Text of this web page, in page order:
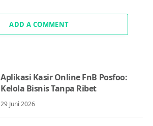
ADD A COMMENT
Aplikasi Kasir Online FnB Posfoo:
Kelola Bisnis Tanpa Ribet
29 Juni 2026